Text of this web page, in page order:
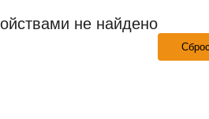
не найдено